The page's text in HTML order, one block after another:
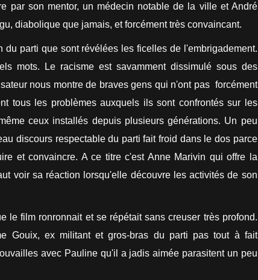
par son mentor, un médecin notable de la ville et André
diabolique que jamais, et forcément très convaincant.
du parti que sont révélées les ficelles de l'embrigadement.
mots. Le racisme est savamment dissimulé sous des
nous montre de braves gens qui n'ont pas forcément
tous les problèmes auxquels ils sont confrontés sur les
ceux installés depuis plusieurs générations. Un peu
discours respectable du parti fait froid dans le dos parce
et convaincre. A ce titre c'est Anne Marivin qui offre la
voir sa réaction lorsqu'elle découvre les activités de son
le film ronronnait et se répétait sans creuser très profond.
Gouix, ex militant et gros-bras du parti pas tout à fait
avec Pauline qu'il a jadis aimée parasitent un peu